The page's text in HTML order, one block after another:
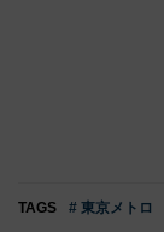
TAGS # 東京メトロ